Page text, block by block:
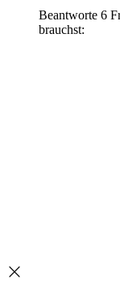
Beantworte 6
brauchst: